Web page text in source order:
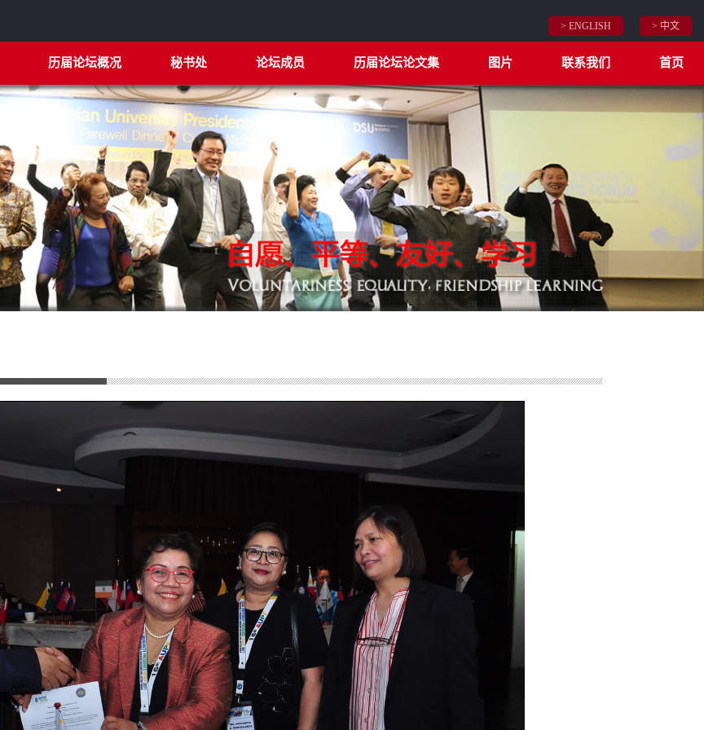
> ENGLISH > 中文
历届论坛概况 秘书处 论坛成员 历届论坛论文集 图片 联系我们 首页